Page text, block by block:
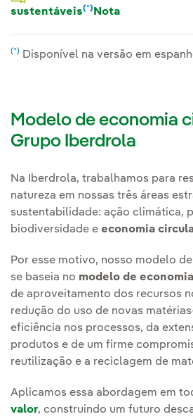
sustentáveis(*) Nota
(*) Disponível na versão em
Modelo de economia
Grupo Iberdrola
Na Iberdrola, trabalhamos para
natureza em nossas três áreas
sustentabilidade: ação climática,
biodiversidade e economia
Por esse motivo, nosso modelo
se baseia no modelo de
de aproveitamento dos recursos
redução do uso de novas
eficiência nos processos, da
produtos e de um firme
reutilização e a reciclagem de
Aplicamos essa abordagem em
valor, construindo um futuro